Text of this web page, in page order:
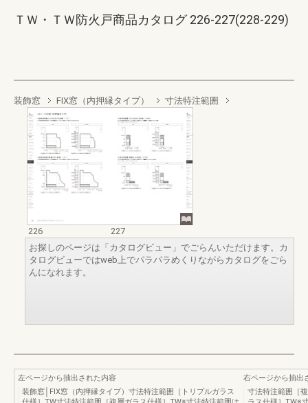
ＴＷ・ＴＷ防火戸商品カタログ 226-227(228-229)
装飾窓 FIX窓（内押縁タイプ） 寸法特注範囲
226
227
お探しのページは「カタログビュー」でごらんいただけます。カ
タログビューではweb上でパラパラめくりながらカタログをごら
んになれます。
左ページから抽出された内容
装飾窓│FIX窓（内押縁タイプ）寸法特注範囲［トリプルガラス
右ページから抽出
寸法特注範囲［